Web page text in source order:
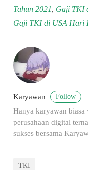
Tahun 2021
Gaji TKI
Gaji TKI di USA Hari
Karyawan Follow
Hanya karyawan
perusahaan digital
sukses bersama
TKI